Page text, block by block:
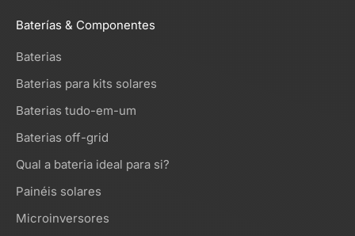
Baterías & Componentes
Baterias
Baterias para kits solares
Baterias tudo-em-um
Baterias off-grid
Qual a bateria ideal para si?
Painéis solares
Microinversores